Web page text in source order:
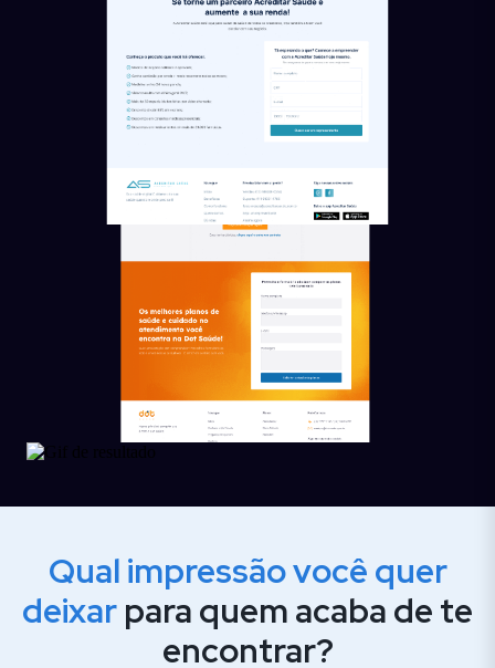
Qual impressão você quer
deixar para quem acaba de te
encontrar?